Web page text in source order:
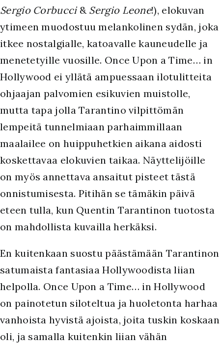
Sergio Corbucci& Sergio Leone!), elokuvan
ytimeen muodostuu melankolinen sydän, joka
itkee nostalgialle, katoavalle kauneudelle ja
menetetyille vuosille. Once Upon a Time… in
Hollywood ei yllätä ampuessaan ilotulitteita
ohjaajan palvomien esikuvien muistolle,
mutta tapa jolla Tarantino vilpittömän
lempeitä tunnelmiaan parhaimmillaan
maalailee on huippuhetkien aikana aidosti
koskettavaa elokuvien taikaa. Näyttelijöille
on myös annettava ansaitut pisteet tästä
onnistumisesta. Pitihän se tämäkin päivä
eteen tulla, kun Quentin Tarantinon tuotosta
on mahdollista kuvailla herkäksi.
En kuitenkaan suostu päästämään Tarantinon
satumaista fantasiaa Hollywoodista liian
helpolla. Once Upon a Time… in Hollywood
on painotetun siloteltua ja huoletonta harhaa
vanhoista hyvistä ajoista, joita tuskin koskaan
oli, ja samalla kuitenkin liian vähän